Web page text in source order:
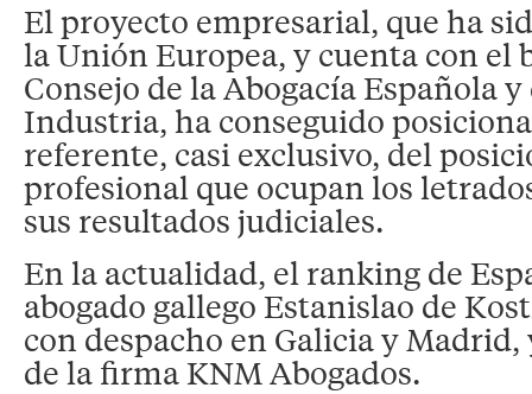
El proyecto empresarial, que ha
la Unión Europea, y cuenta con el
Consejo de la Abogacía Española
Industria, ha conseguido
referente, casi exclusivo, del
profesional que ocupan los
sus resultados judiciales.
En la actualidad, el ranking de
abogado gallego Estanislao de
con despacho en Galicia y
de la firma KNM Abogados.